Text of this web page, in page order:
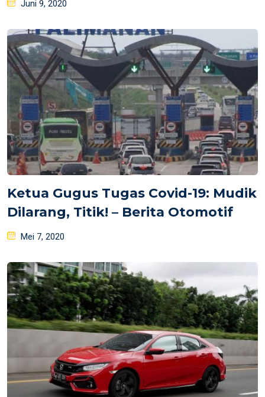
Juni 9, 2020
Ketua Gugus Tugas Covid-19: Mudik
Dilarang, Titik! – Berita Otomotif
Posted
Mei 7, 2020